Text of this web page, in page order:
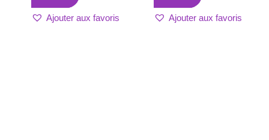
Ajouter aux favoris Ajouter aux favoris